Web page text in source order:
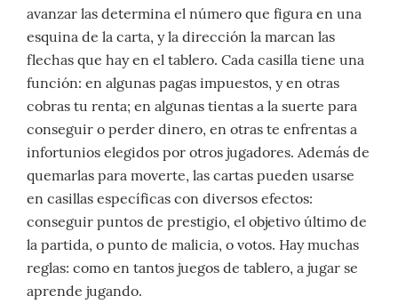
avanzar las determina el número que figura en una
esquina de la carta, y la dirección la marcan las
flechas que hay en el tablero. Cada casilla tiene una
función: en algunas pagas impuestos, y en otras
cobras tu renta; en algunas tientas a la suerte para
conseguir o perder dinero, en otras te enfrentas a
infortunios elegidos por otros jugadores. Además de
quemarlas para moverte, las cartas pueden usarse
en casillas específicas con diversos efectos:
conseguir puntos de prestigio, el objetivo último de
la partida, o punto de malicia, o votos. Hay muchas
reglas: como en tantos juegos de tablero, a jugar se
aprende jugando.